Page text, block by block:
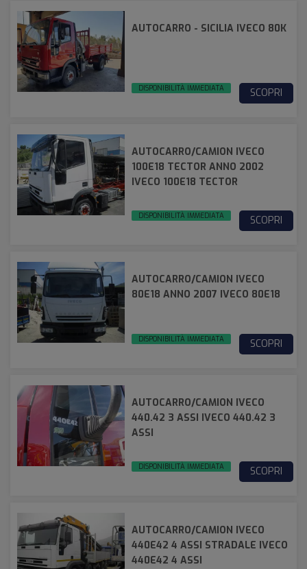
AUTOCARRO - SICILIA IVECO 80K
DISPONIBILITÀ IMMEDIATA SCOPRI
AUTOCARRO/CAMION IVECO
100E18 TECTOR ANNO 2002
IVECO 100E18 TECTOR
DISPONIBILITÀ IMMEDIATA SCOPRI
AUTOCARRO/CAMION IVECO
80E18 ANNO 2007 IVECO 80E18
DISPONIBILITÀ IMMEDIATA SCOPRI
AUTOCARRO/CAMION IVECO
440.42 3 ASSI IVECO 440.42 3
ASSI
DISPONIBILITÀ IMMEDIATA SCOPRI
AUTOCARRO/CAMION IVECO
440E42 4 ASSI STRADALE IVECO
440E42 4 ASSI